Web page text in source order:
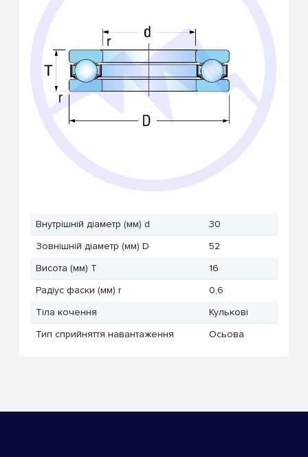
Внутрішній діаметр (мм) d
30
Зовнішній діаметр (мм) D
52
Висота (мм) T
16
Радіус фаски (мм) r
0,6
Тіла кочення
Кулькові
Тип сприйняття навантаження
Осьова